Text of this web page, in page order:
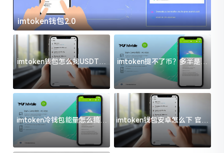
imtoken钱包2.0
imtoken钱包怎么找USDT地
址？三步搞定不踩坑
imtoken提不了币？多半是这
几件事没处理好
imtoken冷钱包能量怎么搞？
过来人告诉你门道
imtoken钱包安卓怎么下 官方
渠道避坑指南